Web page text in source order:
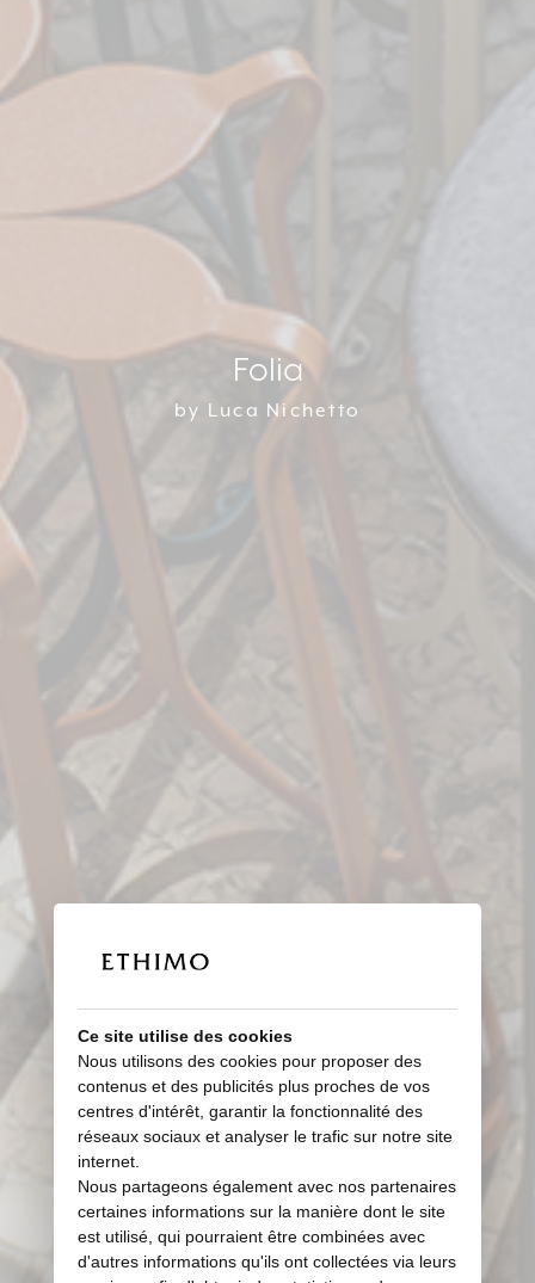
Folia
by Luca Nichetto
Ce site utilise des cookies
Nous utilisons des cookies pour proposer des
contenus et des publicités plus proches de vos
centres d'intérêt, garantir la fonctionnalité des
réseaux sociaux et analyser le trafic sur notre site
internet.
Nous partageons également avec nos partenaires
certaines informations sur la manière dont le site
est utilisé, qui pourraient être combinées avec
d'autres informations qu'ils ont collectées via leurs